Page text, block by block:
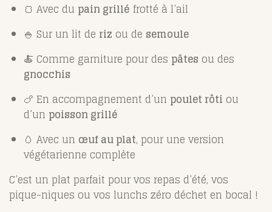
🍞 Avec du pain grillé frotté à l’ail
🍚 Sur un lit de riz ou de semoule
🍝 Comme garniture pour des pâtes ou des
gnocchis
🍗 En accompagnement d’un poulet rôti ou
d’un poisson grillé
🥚 Avec un œuf au plat, pour une version
végétarienne complète
C’est un plat parfait pour vos repas d’été, vos
pique-niques ou vos lunchs zéro déchet en bocal !